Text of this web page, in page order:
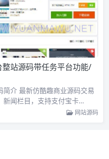
站源码带任务平台功能/
介 最新仿酷趣商业源码交易
新闻栏目，支持支付宝卡…
网站源码